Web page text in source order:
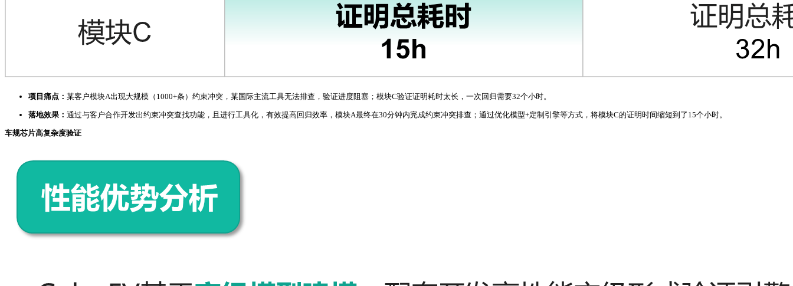
项目痛点： 某客户模块A出现大规模（1000+条）约束冲突，某国际主流工具无法排查，验证进度阻塞；模块C验证证明耗时太长，一次回归需要32个小时。
落地效果： 通过与客户合作开发出约束冲突查找功能，且进行工具化，有效提高回归效率，模块A最终在30分钟内完成约束冲突排查；通过优化模型+定制引擎等方式，将模块C的证明时间缩短到了15个小时。
车规芯片高复杂度验证